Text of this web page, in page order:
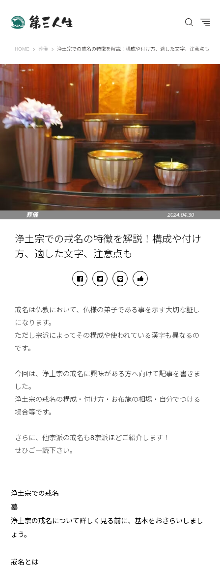
HOME 第三人生 〜寄り道の歩き方〜
葬儀 浄土宗での戒名の特徴を解説！構成や付け方、適した文字、注意点も
葬儀 2024.04.30
浄土宗での戒名の特徴を解説！構成や付け
方、適した文字、注意点も
戒名は仏教において、仏様の弟子である事を示す大切な証し
になります。
ただし宗派によってその構成や使われている漢字も異なるの
です。
今回は、浄土宗の戒名に興味がある方へ向けて記事を書きま
した。
浄土宗の戒名の構成・付け方・お布施の相場・自分でつける
場合等です。
さらに、他宗派の戒名も8宗派ほどご紹介します！
せひご一読下さい。
浄土宗での戒名
墓
浄土宗の戒名について詳しく見る前に、基本をおさらいしまし
ょう。
戒名とは